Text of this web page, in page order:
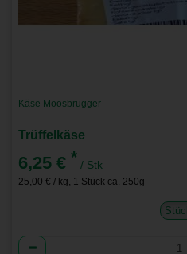
Käse Moosbrugger
Trüffelkäse
6,25 € * / Stk
25,00 € / kg, 1 Stück ca. 250g
Anzahl